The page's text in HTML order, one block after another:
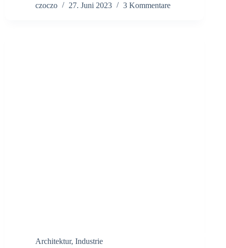
czoczo
27. Juni 2023 3 Kommentare
Architektur, Industrie